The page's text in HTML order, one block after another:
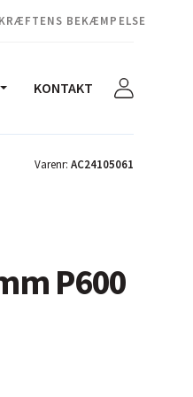
BEKÆMPELSE
KONTAKT
Varenr: AC24105061
P600